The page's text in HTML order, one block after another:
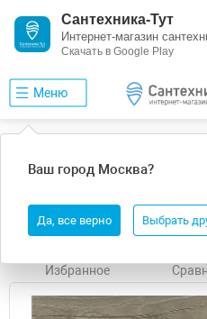
Сантехника-Тут
Интернет-магазин
Скачать в Google Play
Меню
Ваш город Москва?
Да, все верно Выбрать
Ламинат Peli Anatolia Design
Избранное